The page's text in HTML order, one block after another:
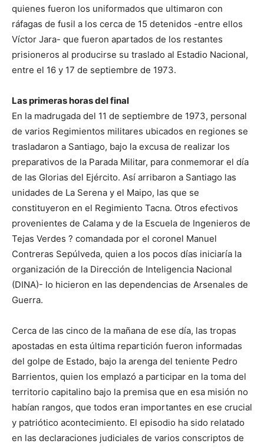
quienes fueron los uniformados que ultimaron con
ráfagas de fusil a los cerca de 15 detenidos -entre ellos
Víctor Jara- que fueron apartados de los restantes
prisioneros al producirse su traslado al Estadio Nacional,
entre el 16 y 17 de septiembre de 1973.
Las primeras horas del final
En la madrugada del 11 de septiembre de 1973, personal
de varios Regimientos militares ubicados en regiones se
trasladaron a Santiago, bajo la excusa de realizar los
preparativos de la Parada Militar, para conmemorar el día
de las Glorias del Ejército. Así arribaron a Santiago las
unidades de La Serena y el Maipo, las que se
constituyeron en el Regimiento Tacna. Otros efectivos
provenientes de Calama y de la Escuela de Ingenieros de
Tejas Verdes ? comandada por el coronel Manuel
Contreras Sepúlveda, quien a los pocos días iniciaría la
organización de la Dirección de Inteligencia Nacional
(DINA)- lo hicieron en las dependencias de Arsenales de
Guerra.
Cerca de las cinco de la mañana de ese día, las tropas
apostadas en esta última repartición fueron informadas
del golpe de Estado, bajo la arenga del teniente Pedro
Barrientos, quien los emplazó a participar en la toma del
territorio capitalino bajo la premisa que en esa misión no
habían rangos, que todos eran importantes en ese crucial
y patriótico acontecimiento. El episodio ha sido relatado
en las declaraciones judiciales de varios conscriptos de